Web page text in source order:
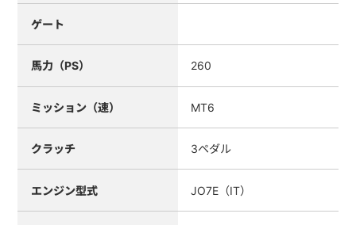
ゲート
馬力（PS） 260
ミッション（速） MT6
クラッチ 3ペダル
エンジン型式 JO7E（IT）